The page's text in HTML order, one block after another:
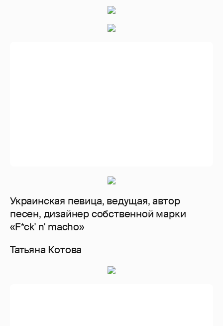
Так же поет и пляшет в группе Queens